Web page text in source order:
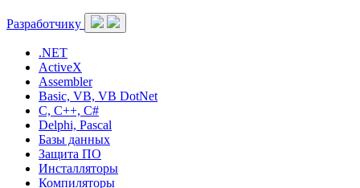
Разработчику
.NET
ActiveX
Assembler
Basic, VB, VB DotNet
C, C++, C#
Delphi, Pascal
Базы данных
Защита ПО
Инсталляторы
Компиляторы